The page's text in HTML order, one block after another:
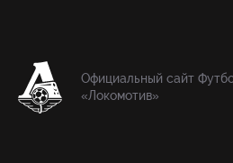
Официальный сайт
«Локомотив»